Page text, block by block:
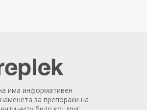
има информативен
за препораки на